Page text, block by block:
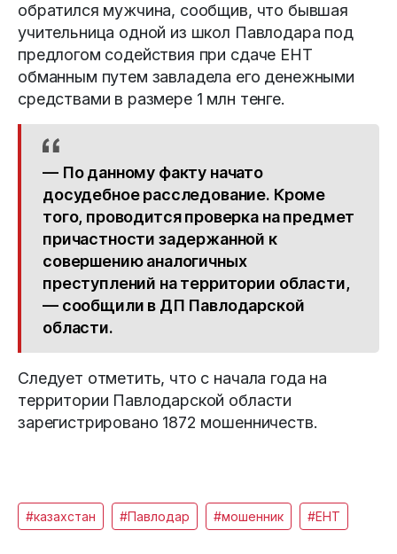
обратился мужчина, сообщив, что бывшая
учительница одной из школ Павлодара под
предлогом содействия при сдаче ЕНТ
обманным путем завладела его денежными
средствами в размере 1 млн тенге.
— По данному факту начато
досудебное расследование. Кроме
того, проводится проверка на предмет
причастности задержанной к
совершению аналогичных
преступлений на территории области,
— сообщили в ДП Павлодарской
области.
Следует отметить, что с начала года на
территории Павлодарской области
зарегистрировано 1872 мошенничеств.
#казахстан #Павлодар #мошенник #ЕНТ